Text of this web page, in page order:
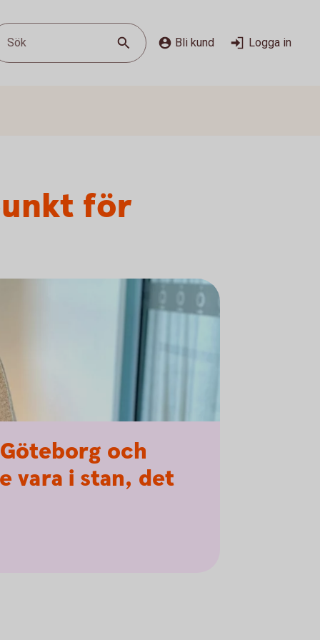
Sök Bli kund Logga in
för
och
vara i stan, det